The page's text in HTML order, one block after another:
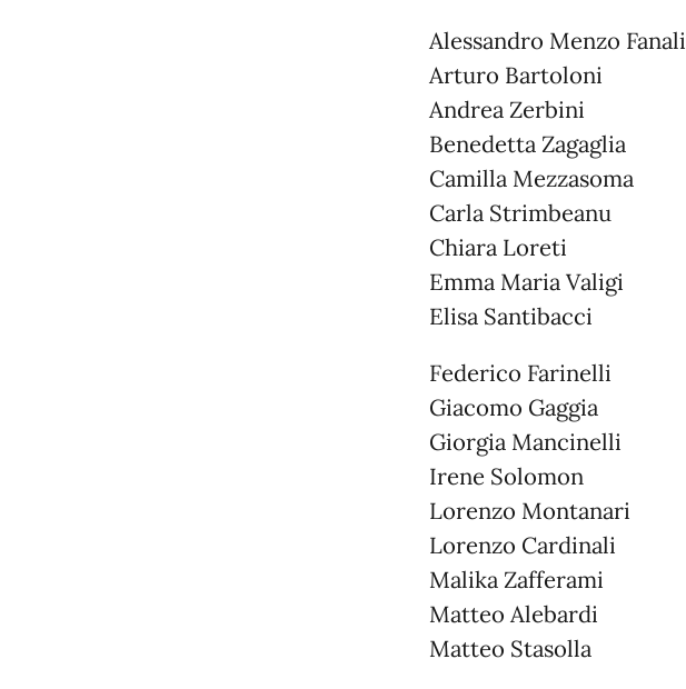
Alessandro Menzo Fanali
Arturo Bartoloni
Andrea Zerbini
Benedetta Zagaglia
Camilla Mezzasoma
Carla Strimbeanu
Chiara Loreti
Emma Maria Valigi
Elisa Santibacci
Federico Farinelli
Giacomo Gaggia
Giorgia Mancinelli
Irene Solomon
Lorenzo Montanari
Lorenzo Cardinali
Malika Zafferami
Matteo Alebardi
Matteo Stasolla